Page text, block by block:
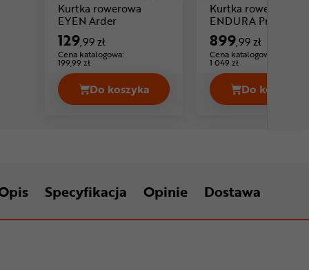
Kurtka rowerowa
EYEN Arder
129,99 zł
Cena katalogowa:
199,99 zł
Do koszyka
Kurtka rowerowa EYEN Arder Cena
Kurtka rowerowa
ENDURA Pro SL 3
Season
899,99 zł
Cena katalogowa:
1 049 zł
Do koszyka
Kurtka
Specyfikacja Opinie Dostawa